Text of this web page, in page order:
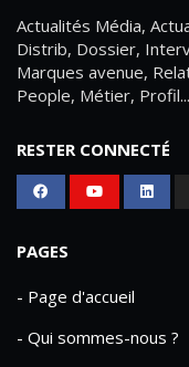
Actualités Média,
Distrib, Dossier,
Marques avenue,
People, Métier, Profil...
RESTER CONNECTÉ
PAGES
- Page d'accueil
- Qui sommes-nous ?